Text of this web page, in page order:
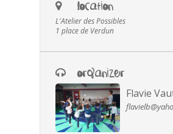
LOCATION
L'Atelier des Possibles
1 place de Verdun
ORGANIZER
Flavie